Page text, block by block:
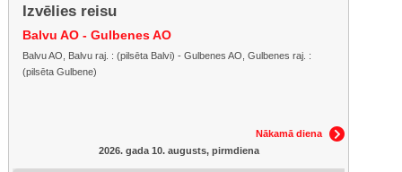
Izvēlies reisu
Balvu AO - Gulbenes AO
Balvu AO, Balvu raj. : (pilsēta Balvi) - Gulbenes AO, Gulbenes raj. :
(pilsēta Gulbene)
Nākamā diena
2026. gada 10. augusts, pirmdiena